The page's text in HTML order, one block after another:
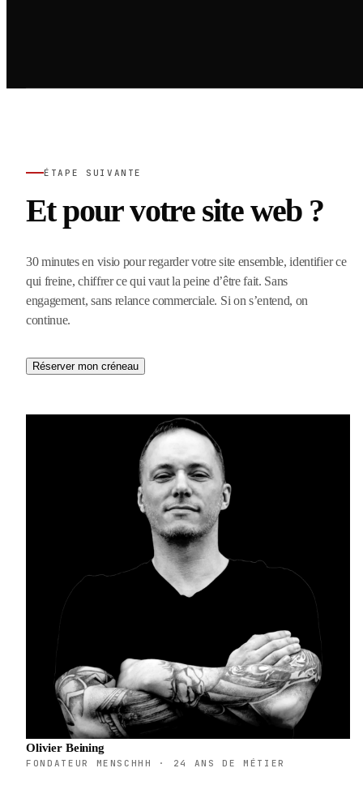
ÉTAPE SUIVANTE
Et pour votre site web ?
30 minutes en visio pour regarder votre site ensemble, identifier ce
qui freine, chiffrer ce qui vaut la peine d’être fait. Sans
engagement, sans relance commerciale. Si on s’entend, on
continue.
Réserver mon créneau
Olivier Beining
FONDATEUR MENSCHHH · 24 ANS DE MÉTIER